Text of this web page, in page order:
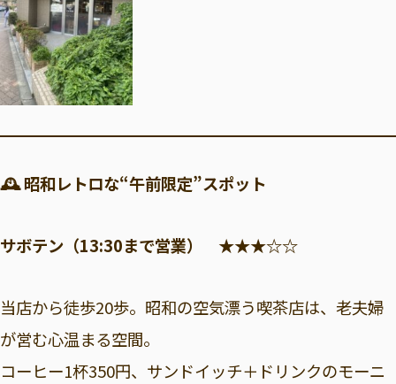
🕰 昭和レトロな“午前限定”スポット
サボテン（13:30まで営業） ★★★☆☆
当店から徒歩20歩。昭和の空気漂う喫茶店は、老夫婦
が営む心温まる空間。
コーヒー1杯350円、サンドイッチ＋ドリンクのモーニ